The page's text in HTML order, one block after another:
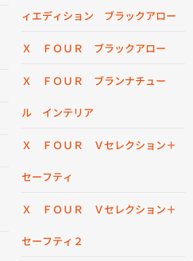
ィエディション ブラックアロー
Ｘ ＦＯＵＲ ブラックアロー
Ｘ ＦＯＵＲ ブランナチュー
ル インテリア
Ｘ ＦＯＵＲ Ｖセレクション＋
セーフティ
Ｘ ＦＯＵＲ Ｖセレクション＋
セーフティ２